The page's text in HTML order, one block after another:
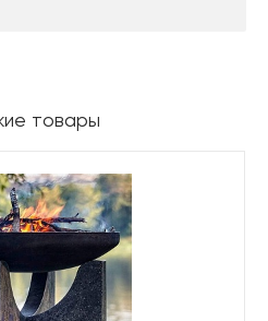
товары